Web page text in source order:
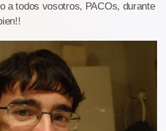
a todos vosotros, PACOs, durante